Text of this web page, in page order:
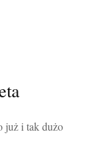
już i tak dużo